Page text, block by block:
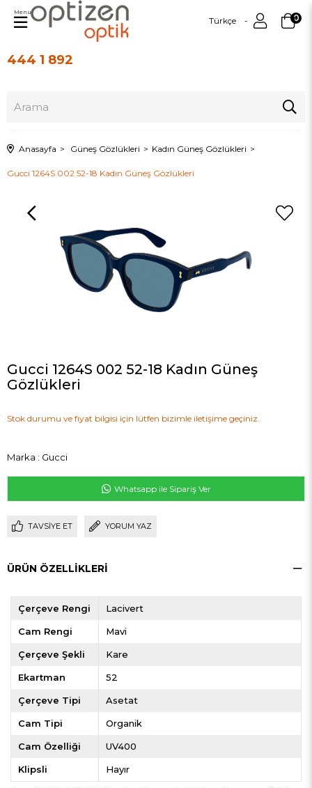
444 1 892
Türkçe 0
Menu
Anasayfa Güneş Gözlükleri Kadın Güneş Gözlükleri
Gucci 1264S 002 52-18 Kadın Güneş Gözlükleri
Gucci 1264S 002 52-18 Kadın Güneş
Gözlükleri
Stok durumu ve fiyat bilgisi için lütfen bizimle iletişime geçiniz.
Marka : Gucci
Whatsapp ile Sipariş Ver
TAVSIYE ET YORUM YAZ
ÜRÜN ÖZELLIKLERI
Çerçeve Rengi Lacivert
Cam Rengi Mavi
Çerçeve Şekli Kare
Ekartman 52
Çerçeve Tipi Asetat
Cam Tipi Organik
Cam Özelliği UV400
Klipsli Hayır